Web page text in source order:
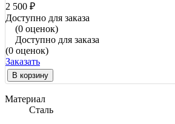
2 500 ₽
Доступно для заказа
(0 оценок)
Доступно для заказа
(0 оценок)
Заказать
В корзину
Материал
Сталь